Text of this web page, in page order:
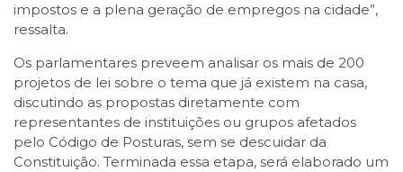
impostos e a plena geração de empregos na cidade”,
ressalta.
Os parlamentares preveem analisar os mais de 200
projetos de lei sobre o tema que já existem na casa,
discutindo as propostas diretamente com
representantes de instituições ou grupos afetados
pelo Código de Posturas, sem se descuidar da
Constituição. Terminada essa etapa, será elaborado um